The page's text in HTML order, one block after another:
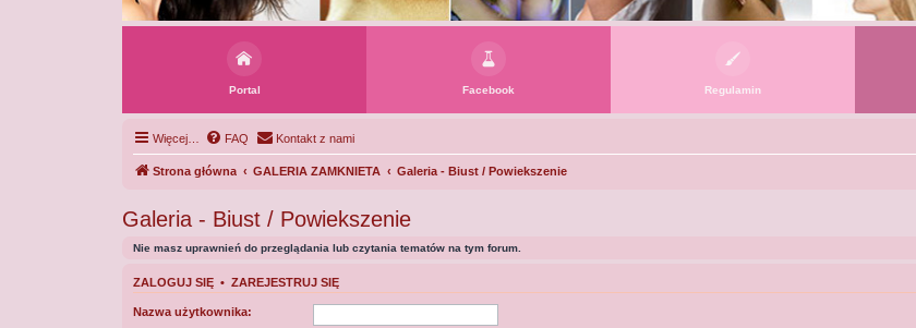
Portal Facebook Regulamin
Więcej… FAQ Kontakt z nami
Strona główna GALERIA ZAMKNIETA Galeria - Biust / Powiekszenie
Galeria - Biust / Powiekszenie
Nie masz uprawnień do przeglądania lub czytania tematów na tym forum.
ZALOGUJ SIĘ • ZAREJESTRUJ SIĘ
Nazwa użytkownika: